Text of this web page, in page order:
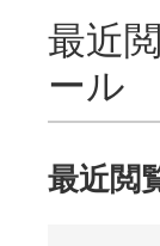
最近
ール
最近閲